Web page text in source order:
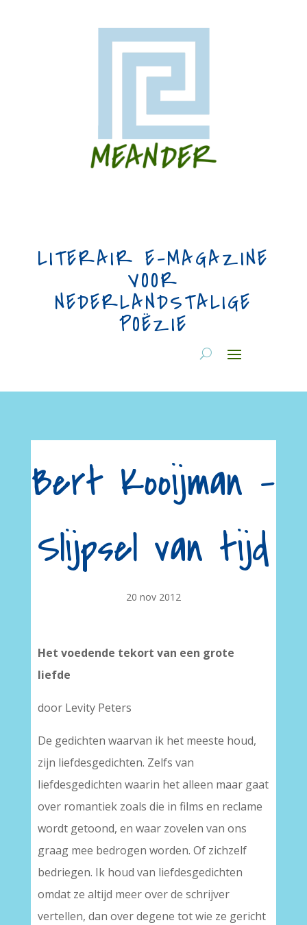
LITERAIR E-MAGAZINE
VOOR
NEDERLANDSTALIGE
POËZIE
Bert Kooijman –
Slijpsel van tijd
20 nov 2012
Het voedende tekort van een grote
liefde
door Levity Peters
De gedichten waarvan ik het meeste houd,
zijn liefdesgedichten. Zelfs van
liefdesgedichten waarin het alleen maar gaat
over romantiek zoals die in films en reclame
wordt getoond, en waar zovelen van ons
graag mee bedrogen worden. Of zichzelf
bedriegen. Ik houd van liefdesgedichten
omdat ze altijd meer over de schrijver
vertellen, dan over degene tot wie ze gericht